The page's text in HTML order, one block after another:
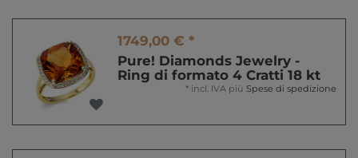
1749,00 € *
Pure! Diamonds Jewelry -
Ring di formato 4 Cratti 18 kt
* incl. IVA più Spese di spedizione